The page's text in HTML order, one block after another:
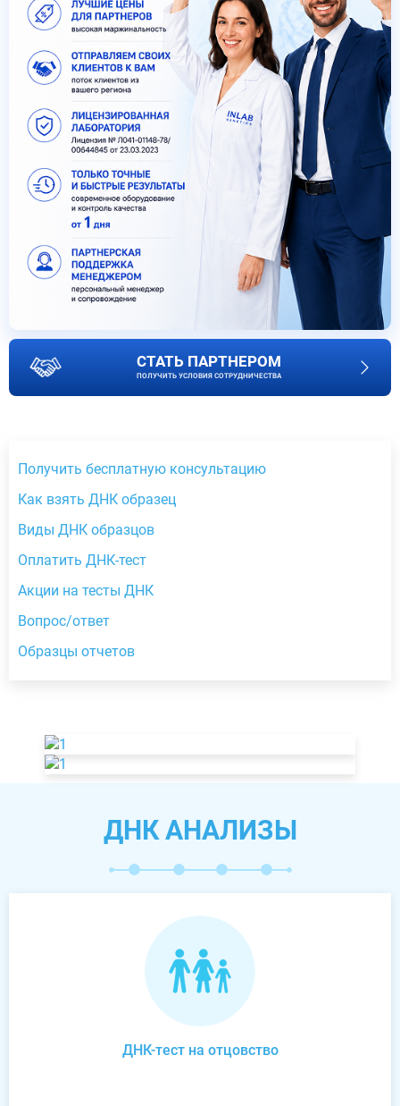
СТАТЬ ПАРТНЕРОМ
ПОЛУЧИТЬ УСЛОВИЯ СОТРУДНИЧЕСТВА
Получить бесплатную консультацию
Как взять ДНК образец
Виды ДНК образцов
Оплатить ДНК-тест
Акции на тесты ДНК
Вопрос/ответ
Образцы отчетов
ДНК АНАЛИЗЫ
ДНК-тест на отцовство